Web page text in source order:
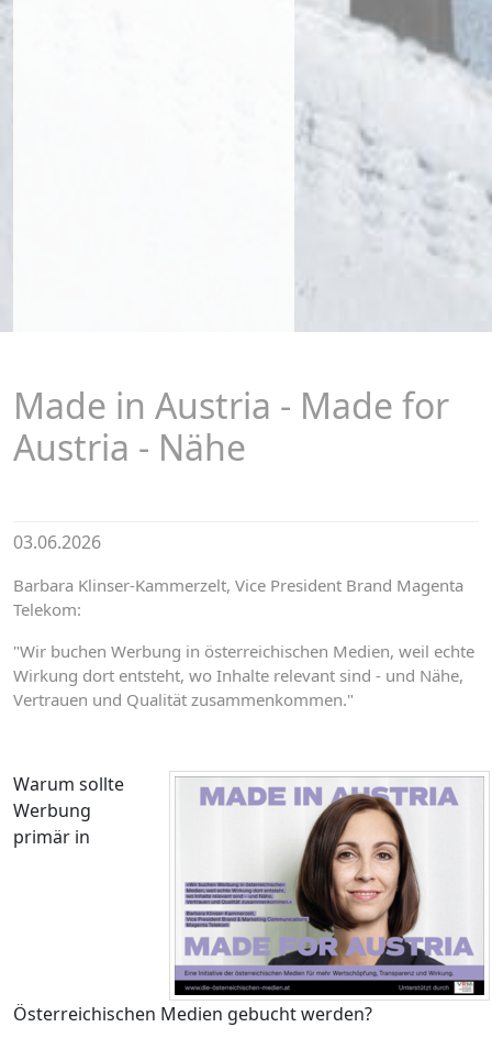
Made in Austria - Made for
Austria - Nähe
03.06.2026
Barbara Klinser-Kammerzelt, Vice President Brand Magenta
Telekom:
"Wir buchen Werbung in österreichischen Medien, weil echte
Wirkung dort entsteht, wo Inhalte relevant sind - und Nähe,
Vertrauen und Qualität zusammenkommen."
Warum sollte
Werbung
primär in
Österreichischen Medien gebucht werden?